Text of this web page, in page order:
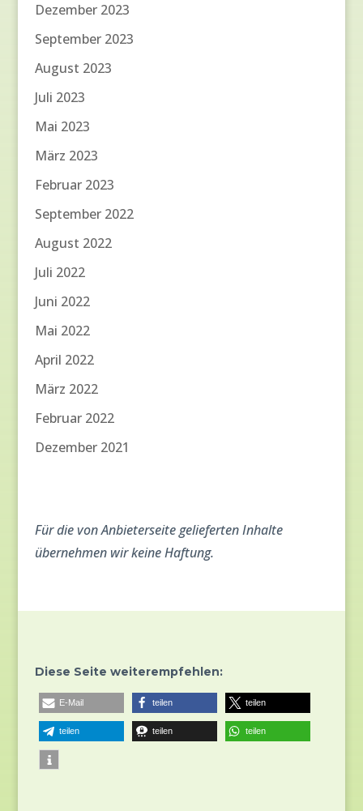
Dezember 2023
September 2023
August 2023
Juli 2023
Mai 2023
März 2023
Februar 2023
September 2022
August 2022
Juli 2022
Juni 2022
Mai 2022
April 2022
März 2022
Februar 2022
Dezember 2021
Für die von Anbieterseite gelieferten Inhalte
übernehmen wir keine Haftung.
Diese Seite weiterempfehlen:
E-Mail teilen teilen
teilen teilen teilen